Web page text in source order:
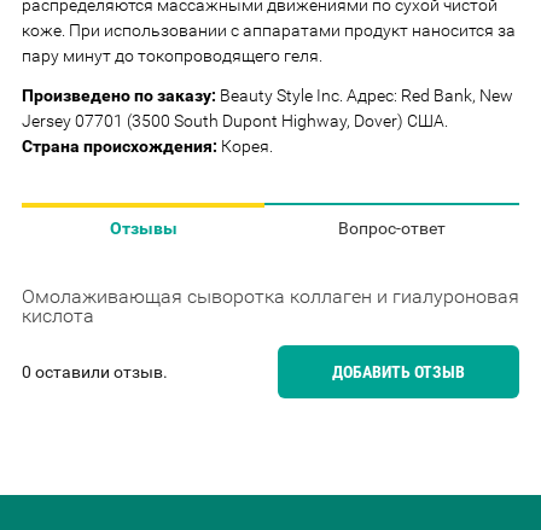
распределяются массажными движениями по сухой чистой
коже. При использовании с аппаратами продукт наносится за
пару минут до токопроводящего геля.
Произведено по заказу: Beauty Style Inc. Адрес: Red Bank, New
Jersey 07701 (3500 South Dupont Highway, Dover) США.
Страна происхождения: Корея.
Отзывы Вопрос-ответ
Омолаживающая сыворотка коллаген и гиалуроновая
кислота
0 оставили отзыв. ДОБАВИТЬ ОТЗЫВ